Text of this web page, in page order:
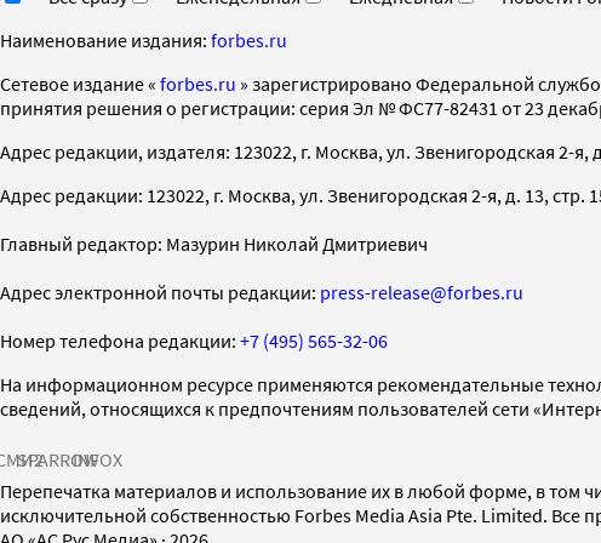
Наименование издания: forbes.ru
Cетевое издание « forbes.ru » зарегистрировано Федеральной
принятия решения о регистрации: серия Эл № ФС77-82431 от 23
Адрес редакции, издателя: 123022, г. Москва, ул. Звенигородская 2-я,
Адрес редакции: 123022, г. Москва, ул. Звенигородская 2-я, д. 13, стр.
Главный редактор: Мазурин Николай Дмитриевич
Адрес электронной почты редакции: press-release@forbes.ru
Номер телефона редакции: +7 (495) 565-32-06
На информационном ресурсе применяются рекомендательные
сведений, относящихся к предпочтениям пользователей сети
SPARROWINFOX
Перепечатка материалов и использование их в любой форме, в том
исключительной собственностью Forbes Media Asia Pte. Limited. Все